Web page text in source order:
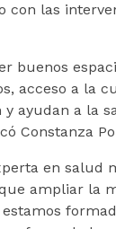
con las
buenos
acceso a la
y ayudan a la
Constanza
en salud
ampliar la